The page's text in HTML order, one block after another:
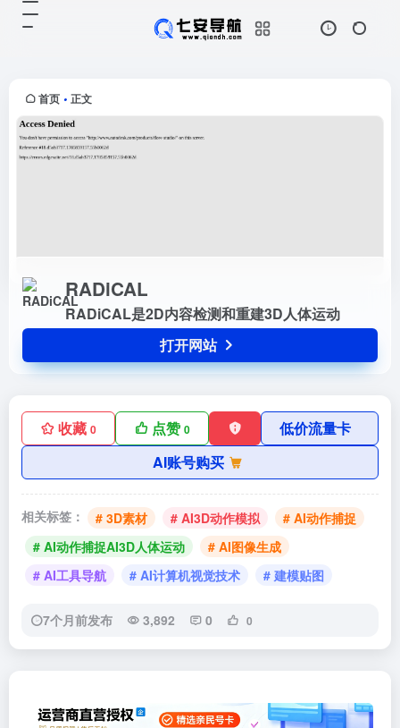
首页 • 正文
RADiCAL
RADiCAL是2D内容检测和重建3D人体运动
打开网站
收藏 0 点赞0
低价流量卡
AI账号购买
相关标签： # 3D素材 # AI3D动作模拟
# AI动作捕捉
# AI动作捕捉AI3D人体运动
# AI图像生成
# AI工具导航
# AI计算机视觉技术 # 建模贴图
7个月前发布 3,892 0 0